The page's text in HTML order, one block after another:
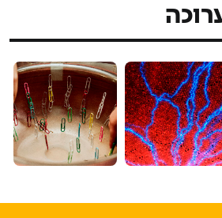
זרם חשמלי חזק להפוך למגנט
אפילו לשנות את סוג הגז ואיתו את
תנור המיקרוגל ולשמוע את זרמי
תוכלו להדליק נורות שאינן
וגם להתחשמל בזרם חלש שאינו